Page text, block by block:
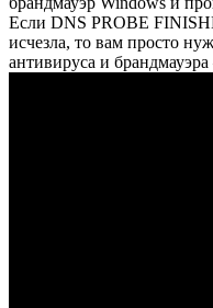
Если DNS PROBE
исчезла, то вам просто
антивируса и